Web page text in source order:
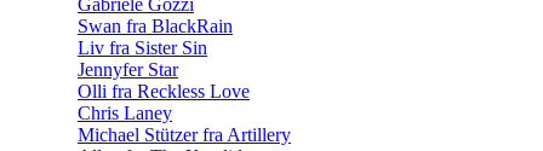
Swan fra BlackRain
Liv fra Sister Sin
Jennyfer Star
Olli fra Reckless Love
Chris Laney
Michael Stützer fra Artillery